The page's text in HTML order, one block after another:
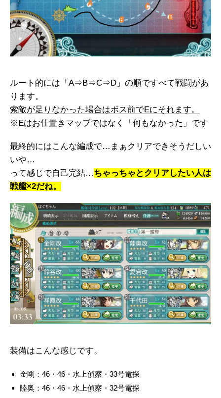
ルート的には「A⇒B⇒C⇒D」の順ですべて戦闘があ
ります。
索敵が足りなかった場合はボス前でEにそれます。
※Eはお仕置きマップではなく「何もなかった」です
最終的にはこんな編成で…まぁクリアできそうだしい
いや…
って感じで自己完結…ちゃっちゃとクリアしたい人は
戦艦×2だね。
装備はこんな感じです。
金剛：46・46・水上偵察・33号電探
陸奥：46・46・水上偵察・32号電探